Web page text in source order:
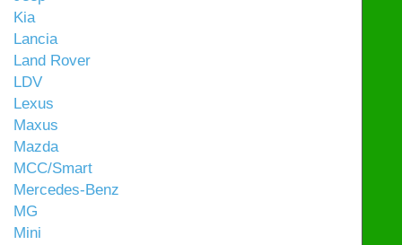
Kia
Lancia
Land Rover
LDV
Lexus
Maxus
Mazda
MCC/Smart
Mercedes-Benz
MG
Mini